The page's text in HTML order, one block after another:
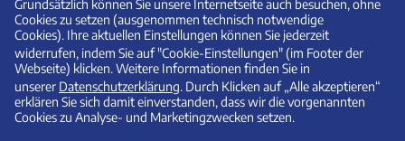
Ein unverbindlichesPrivatkunden-Kilometerleasingangebot (Bonität
vorausgesetzt) der Stellantis Bank SA Niederlassung Deutschland,
Siemensstraße 10, 63263 Neu-Isenburg. Alle Preisangaben verstehen
sich inklusive Umsatzsteuer. Abrechnung nach Vertragsende:
Abgerechnet werden Mehr- und Minderkilometer (Freigrenze jeweils
2.500 km) sowie ein Ausgleich für ggf. vorhandene Schäden.
Überführungskosten sind in dem Leasingangebot nicht enthalten
und sind gesondert an den anbietenden Händler zu entrichten.